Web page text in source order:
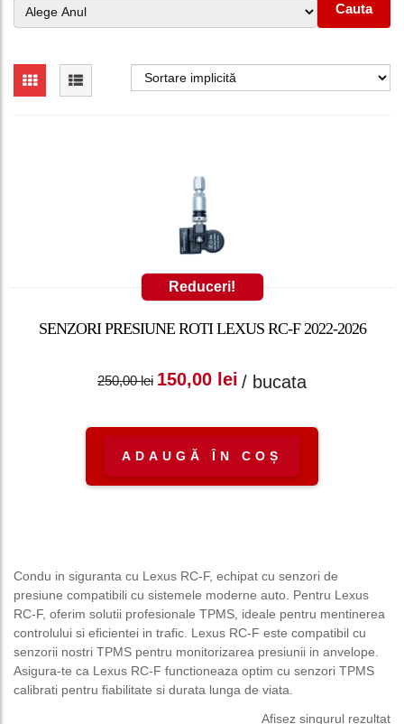
Cauta
Reduceri!
SENZORI PRESIUNE ROTI LEXUS RC-F 2022-2026
250,00lei
Prețul inițial a fost:
150,00 lei
Prețul curent
/ bucata
ADAUGĂ ÎN COȘ
Condu in siguranta cu Lexus RC-F, echipat cu senzori de
presiune compatibili cu sistemele moderne auto. Pentru Lexus
RC-F, oferim solutii profesionale TPMS, ideale pentru mentinerea
controlului si eficientei in trafic. Lexus RC-F este compatibil cu
senzorii nostri TPMS pentru monitorizarea presiunii in anvelope.
Asigura-te ca Lexus RC-F functioneaza optim cu senzori TPMS
calibrati pentru fiabilitate si durata lunga de viata.
Afișez singurul rezultat